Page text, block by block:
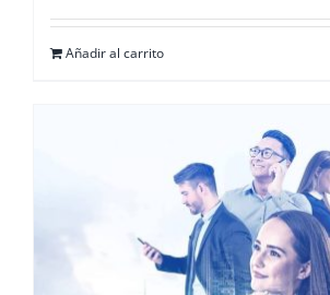
Añadir al carrito